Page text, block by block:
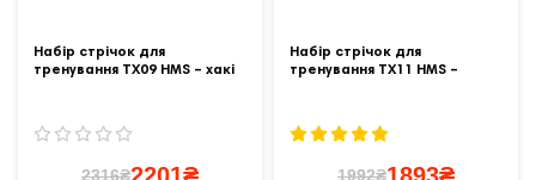
Набір стрічок для
тренування TX09 HMS – хакі
2316₴
Набір стрічок для
тренування TX11 HMS –
1992₴